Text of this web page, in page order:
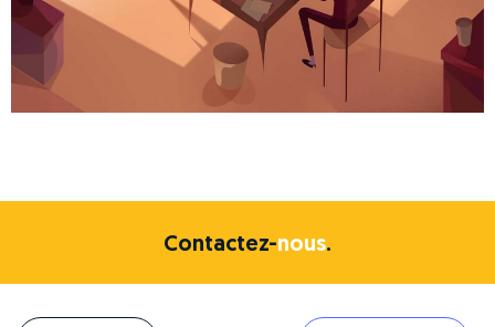
Contactez-nous.